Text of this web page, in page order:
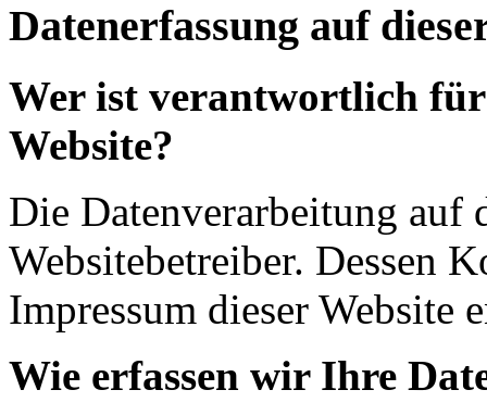
Datenerfassung auf
Wer ist verantwortlich für
Website?
Die Datenverarbeitung auf
Websitebetreiber. Dessen
Impressum dieser Website
Wie erfassen wir Ihre